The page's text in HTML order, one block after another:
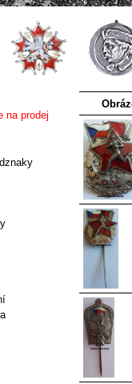
na prodej